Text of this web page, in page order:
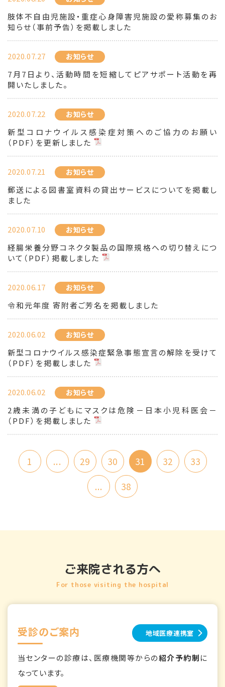
肢体不自由児施設・重症心身障害児施設の愛称募集のお
知らせ（事前予告）を掲載しました
2020.07.27 お知らせ
7月7日より、活動時間を短縮してピアサポート活動を再
開いたしました。
2020.07.22 お知らせ
新型コロナウイルス感染症対策へのご協力のお願い
（PDF）を更新しました
2020.07.21 お知らせ
郵送による図書室資料の貸出サービスについてを掲載し
ました
2020.07.10 お知らせ
経腸栄養分野コネクタ製品の国際規格への切り替えにつ
いて（PDF）掲載しました
2020.06.17 お知らせ
令和元年度 寄附者ご芳名を掲載しました
2020.06.02 お知らせ
新型コロナウイルス感染症緊急事態宣言の解除を受けて
（PDF）を掲載しました
2020.06.02 お知らせ
2歳未満の子どもにマスクは危険－日本小児科医会－
（PDF）を掲載しました
1 ... 29 30 31 32
33
...
38
ご来院される方へ
For those visiting the hospital
受診のご案内 地域医療連携室
当センターの診療は、医療機関等からの紹介予約制に
なっています。